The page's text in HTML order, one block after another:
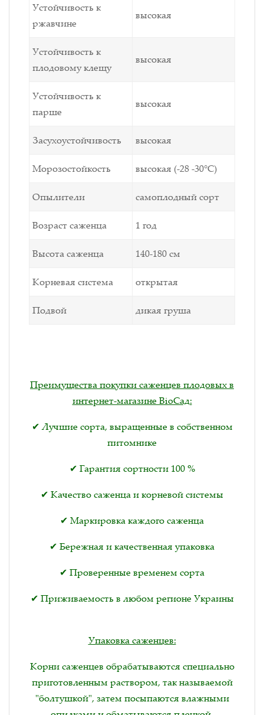
Устойчивость к
ржавчине
высокая
Устойчивость к
плодовому клещу
высокая
Устойчивость к
парше
высокая
Засухоустойчивость высокая
Морозостойкость высокая (-28 -30°С)
Опылители самоплодный сорт
Возраст саженца 1 год
Высота саженца 140-180 см
Корневая система открытая
Подвой дикая груша
Преимущества покупки саженцев плодовых в
интернет-магазине BioСад:
✔ Лучшие сорта, выращенные в собственном
питомнике
✔ Гарантия сортности 100 %
✔ Качество саженца и корневой системы
✔ Маркировка каждого саженца
✔ Бережная и качественная упаковка
✔ Проверенные временем сорта
✔ Приживаемость в любом регионе Украины
Упаковка саженцев:
Корни саженцев обрабатываются специально
приготовленным раствором, так называемой
"болтушкой", затем посыпаются влажными